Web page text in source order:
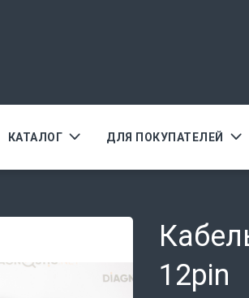
КАТАЛОГ ДЛЯ ПОКУПАТЕЛЕЙ
12pin